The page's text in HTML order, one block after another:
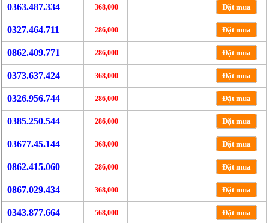
0363.487.334 368,000 Đặt mua
0327.464.711 286,000 Đặt mua
0862.409.771 286,000 Đặt mua
0373.637.424 368,000 Đặt mua
0326.956.744 286,000 Đặt mua
0385.250.544 286,000 Đặt mua
03677.45.144 368,000 Đặt mua
0862.415.060 286,000 Đặt mua
0867.029.434 368,000 Đặt mua
0343.877.664 568,000 Đặt mua